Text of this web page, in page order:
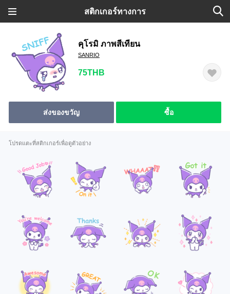
สติกเกอร์ทางการ
คุโรมิ ภาพสีเทียน
SANRIO
75THB
ส่งของขวัญ ซื้อ
โปรดแตะที่สติกเกอร์เพื่อดูตัวอย่าง